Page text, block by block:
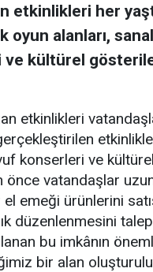
etkinlikleri her
oyun alanları, sanal
ve kültürel
etkinlikleri
konserleri ve
önce vatandaşlar
emeği ürünlerini
düzenlenmesini
bu imkânın
bir alan